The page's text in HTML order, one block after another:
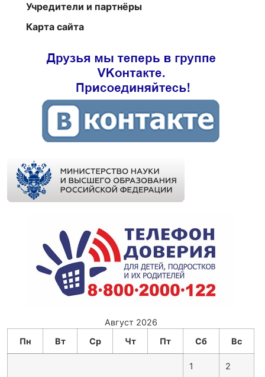
Учредители и партнёры
Карта сайта
Август 2026
Пн
Вт Ср Чт Пт Сб Вс
1 2